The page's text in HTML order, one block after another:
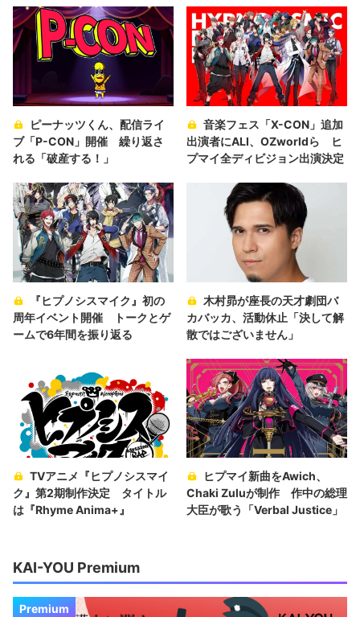
ピーナッツくん、配信ライ
ブ「P-CON」開催 繰り返さ
れる「破産する！」
音楽フェス「X-CON」追加
出演者にALI、OZworldら ヒ
プマイ全ディビジョン出演決定
『ヒプノシスマイク』初の
周年イベント開催 トークとゲ
ームで6年間を振り返る
木村昴が座長の天才劇団バ
カバッカ、活動休止「決して解
散ではございません」
TVアニメ『ヒプノシスマイ
ク』第2期制作決定 タイトル
は『Rhyme Anima+』
ヒプマイ新曲をAwich、
Chaki Zuluが制作 作中の総理
大臣が歌う「Verbal Justice」
KAI-YOU Premium
Premium